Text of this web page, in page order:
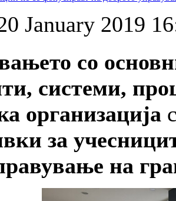
January 2019
со
системи,
организација
за
на